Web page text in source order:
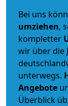
Bei uns
umziehen,
kompletter
wir über die
unterwegs.
Angebote
Überblick